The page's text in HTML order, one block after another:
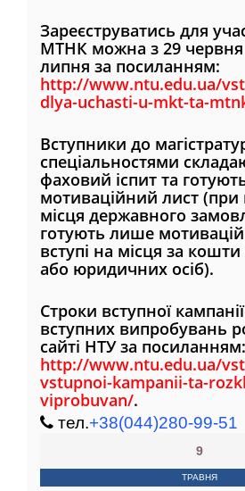
Зареєструватись для
МТНК можна з 29 червня
липня за посиланням:
http://www.ntu.edu.ua/
dlya-uchasti-u-mkt-ta-
Вступники до
спеціальностями
фаховий іспит та
мотиваційний лист (при
місця державного
готують лише
вступі на місця за
або юридичних осіб).
Строки вступної
вступних випробувань
сайті НТУ за посиланням:
http://www.ntu.edu.ua/
vstupnoi-kampanii-ta-
viprobuvan/.
тел.+38(044)280-99-51
9
ТРАВНЯ